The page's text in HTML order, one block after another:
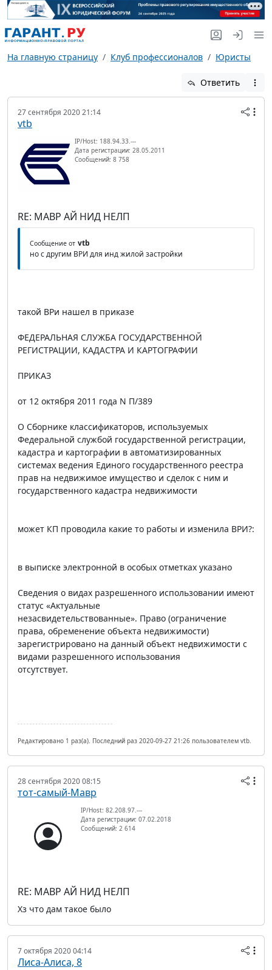
На главную страницу Клуб профессионалов Юристы
Ответить
27 сентября 2020 21:14
vtb
IP/Host: 188.94.33.---
Дата регистрации: 28.05.2011
Сообщений: 8 758
RE: МАВР АЙ НИД НЕЛП
Сообщение от vtb
но с другим ВРИ для инд жилой застройки
такой ВРи нашел в приказе
ФЕДЕРАЛЬНАЯ СЛУЖБА ГОСУДАРСТВЕННОЙ
РЕГИСТРАЦИИ, КАДАСТРА И КАРТОГРАФИИ
ПРИКАЗ
от 12 октября 2011 года N П/389
О Сборнике классификаторов, используемых
Федеральной службой государственной регистрации,
кадастра и картографии в автоматизированных
системах ведения Единого государственного реестра
прав на недвижимое имущество и сделок с ним и
государственного кадастра недвижимости
может КП проводила какие то работы и изменила ВРИ?:
в выписке электронной в особых отметках указано
Сведения о видах разрешенного использовании имеют
статус «Актуальные
незасвидетельствованные». Право (ограничение
права, обременение объекта недвижимости)
зарегистрировано на данный объект недвижимости с
видами разрешенного использования
отсутствует.
Редактировано 1 раз(а). Последний раз 2020-09-27 21:26 пользователем vtb.
28 сентября 2020 08:15
тот-самый-Мавр
IP/Host: 82.208.97.---
Дата регистрации: 07.02.2018
Сообщений: 2 614
RE: МАВР АЙ НИД НЕЛП
Хз что дам такое было
7 октября 2020 04:14
Лиса-Алиса, 8